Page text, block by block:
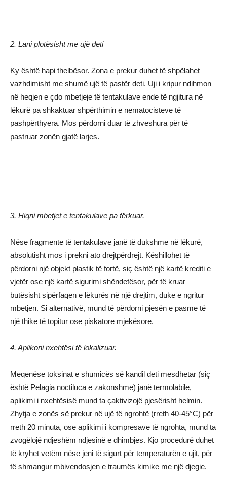
2. Lani plotësisht me ujë deti
Ky është hapi thelbësor. Zona e prekur duhet të shpëlahet
vazhdimisht me shumë ujë të pastër deti. Uji i kripur ndihmon
në heqjen e çdo mbetjeje të tentakulave ende të ngjitura në
lëkurë pa shkaktuar shpërthimin e nematocisteve të
pashpërthyera. Mos përdorni duar të zhveshura për të
pastruar zonën gjatë larjes.
3. Hiqni mbetjet e tentakulave pa fërkuar.
Nëse fragmente të tentakulave janë të dukshme në lëkurë,
absolutisht mos i prekni ato drejtpërdrejt. Këshillohet të
përdorni një objekt plastik të fortë, siç është një kartë krediti e
vjetër ose një kartë sigurimi shëndetësor, për të kruar
butësisht sipërfaqen e lëkurës në një drejtim, duke e ngritur
mbetjen. Si alternativë, mund të përdorni pjesën e pasme të
një thike të topitur ose piskatore mjekësore.
4. Aplikoni nxehtësi të lokalizuar.
Meqenëse toksinat e shumicës së kandil deti mesdhetar (siç
është Pelagia noctiluca e zakonshme) janë termolabile,
aplikimi i nxehtësisë mund ta çaktivizojë pjesërisht helmin.
Zhytja e zonës së prekur në ujë të ngrohtë (rreth 40-45°C) për
rreth 20 minuta, ose aplikimi i kompresave të ngrohta, mund ta
zvogëlojë ndjeshëm ndjesinë e dhimbjes. Kjo procedurë duhet
të kryhet vetëm nëse jeni të sigurt për temperaturën e ujit, për
të shmangur mbivendosjen e traumës kimike me një djegie.